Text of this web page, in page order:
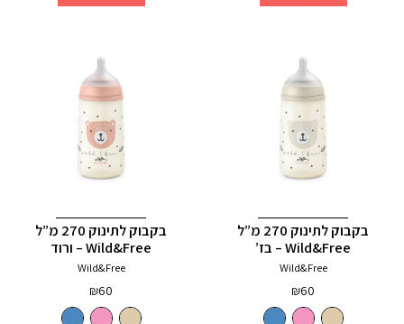
בקבוק לתינוק 270 מ”ל
Wild&Free – בז’
Wild&Free
₪60
בקבוק לתינוק 270 מ”ל
Wild&Free – ורוד
Wild&Free
₪60